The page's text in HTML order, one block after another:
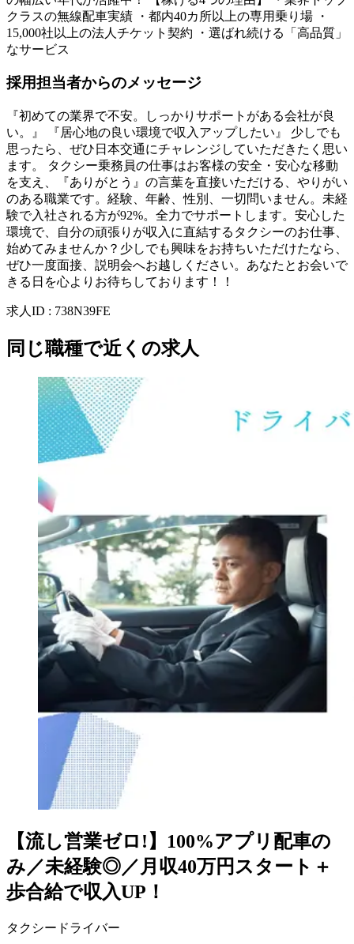
クラスの無線配車実績 ・都内40カ所以上の専用乗り場 ・
15,000社以上の法人チケット契約 ・選ばれ続ける「高品質」
なサービス
採用担当者からのメッセージ
『初めての業界で不安。しっかりサポートがある会社が良
い。』 『居心地の良い環境で収入アップしたい』 少しでも
思ったら、ぜひ日本交通にチャレンジしていただきたく思い
ます。 タクシー乗務員の仕事はお客様の安全・安心な移動
を支え、『ありがとう』の言葉を直接いただける、やりがい
のある職業です。経験、年齢、性別、一切問いません。未経
験で入社される方が92%。全力でサポートします。安心した
環境で、自分の頑張りが収入に直結するタクシーのお仕事、
始めてみませんか？少しでも興味をお持ちいただけたなら、
ぜひ一度面接、説明会へお越しください。あなたとお会いで
きる日を心よりお待ちしております！！
求人ID : 738N39FE
同じ職種で近くの求人
【流し営業ゼロ!】100%アプリ配車の
み／未経験◎／月収40万円スタート＋
歩合給で収入UP！
タクシードライバー